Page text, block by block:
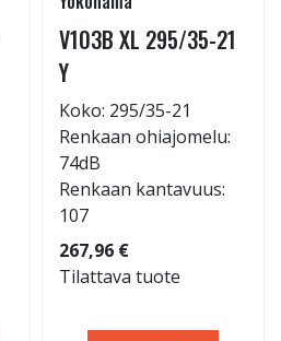
V103B XL 295/35-21
Y
Koko: 295/35-21
Renkaan ohiajomelu:
74dB
Renkaan kantavuus:
107
267,96 €
Tilattava tuote